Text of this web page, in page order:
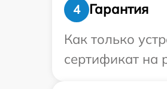
4
Гарантия
Как только
сертификат на